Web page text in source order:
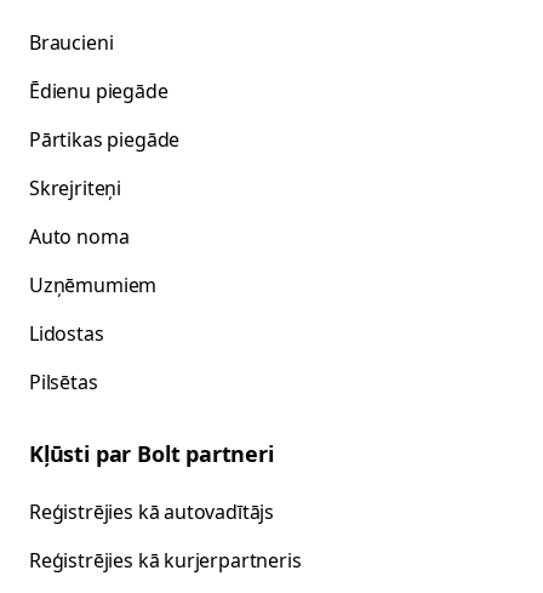
Braucieni
Ēdienu piegāde
Pārtikas piegāde
Skrejriteņi
Auto noma
Uzņēmumiem
Lidostas
Pilsētas
Kļūsti par Bolt partneri
Reģistrējies kā autovadītājs
Reģistrējies kā kurjerpartneris